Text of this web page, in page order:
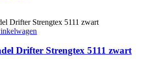
Drifter Strengtex 5111 zwart